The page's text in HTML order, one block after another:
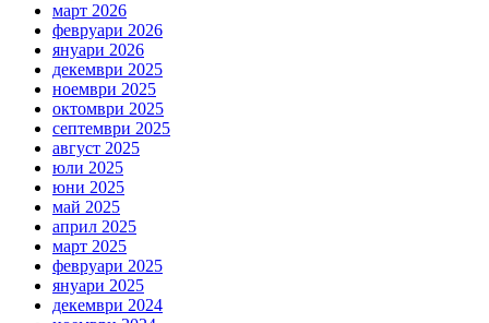
март 2026
февруари 2026
януари 2026
декември 2025
ноември 2025
октомври 2025
септември 2025
август 2025
юли 2025
юни 2025
май 2025
април 2025
март 2025
февруари 2025
януари 2025
декември 2024